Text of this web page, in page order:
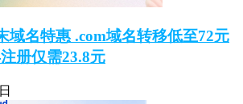
域名特惠 .com域名转移低至72元
册仅需23.8元